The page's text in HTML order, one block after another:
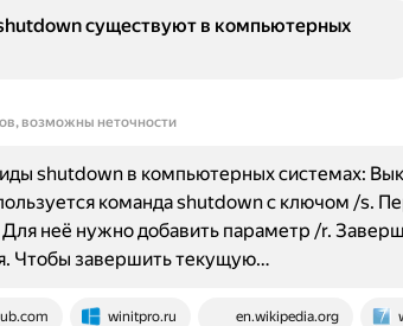
существуют в компьютерных
возможны неточности
winitpro.ru en.wikipedia.org
shutdown в компьютерных системах:
команда shutdown с ключом /s.
неё нужно добавить параметр /r.
Чтобы завершить текущую…